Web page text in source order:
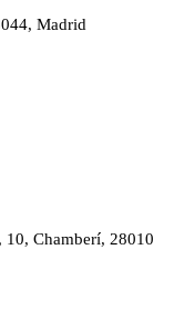
Madrid
10, Chamberí, 28010